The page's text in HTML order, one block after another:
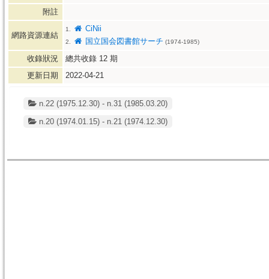
附註
網路資源連結
1. CiNii
2. 国立国会図書館サーチ (1974-1985)
收錄狀況 總共收錄 12 期
更新日期
2022-04-21
n.22 (1975.12.30) - n.31 (1985.03.20)
n.20 (1974.01.15) - n.21 (1974.12.30)